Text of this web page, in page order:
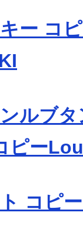
ー コ
ルブ
ピー
コピ